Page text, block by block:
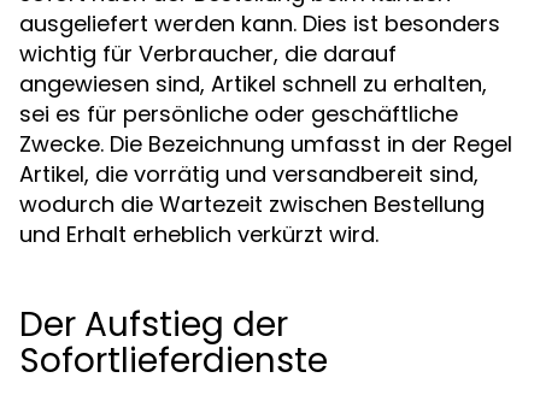
ausgeliefert werden kann. Dies ist besonders
wichtig für Verbraucher, die darauf
angewiesen sind, Artikel schnell zu erhalten,
sei es für persönliche oder geschäftliche
Zwecke. Die Bezeichnung umfasst in der Regel
Artikel, die vorrätig und versandbereit sind,
wodurch die Wartezeit zwischen Bestellung
und Erhalt erheblich verkürzt wird.
Der Aufstieg der
Sofortlieferdienste